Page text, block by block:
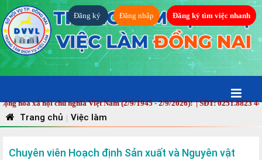
Đăng ký Đăng nhập Đăng ký tìm việc nhanh
xã hội chủ nghĩa Việt Nam (2/9/1945 - 2/9/2026)! | SĐT: 0251.8823 448
Trang chủ | Việc làm
Chuyên viên Hoạch định Sản xuất và Nguyên vật